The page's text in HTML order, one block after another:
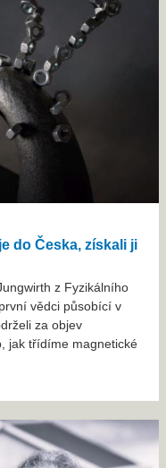
do Česka, získali ji
z Fyzikálního
vědci působící v
za objev
jak třídíme magnetické